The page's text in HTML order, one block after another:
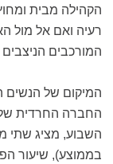
הקהילה מבית
רעיה ואם אל מול
המורכבים
המיקום של הנשים
החברה החרדית של